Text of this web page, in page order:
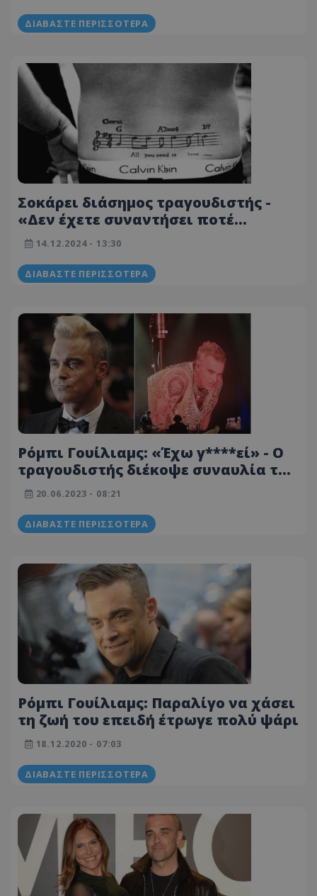
ΔΙΑΒΆΣΤΕ ΠΕΡΙΣΣΌΤΕΡΑ
Σοκάρει διάσημος τραγουδιστής -
«Δεν έχετε συναντήσει ποτέ
άνθρωπο που να θέλει να είναι γκέι
όσο εγώ»
14.12.2024 - 13:30
ΔΙΑΒΆΣΤΕ ΠΕΡΙΣΣΌΤΕΡΑ
Ρόμπι Γουίλιαμς: «Έχω γ****εί» - Ο
τραγουδιστής διέκοψε συναυλία του
λόγω της εξάντλησης από long Covid
20.06.2023 - 08:21
ΔΙΑΒΆΣΤΕ ΠΕΡΙΣΣΌΤΕΡΑ
Ρόμπι Γουίλιαμς: Παραλίγο να χάσει
τη ζωή του επειδή έτρωγε πολύ ψάρι
18.12.2020 - 07:03
ΔΙΑΒΆΣΤΕ ΠΕΡΙΣΣΌΤΕΡΑ